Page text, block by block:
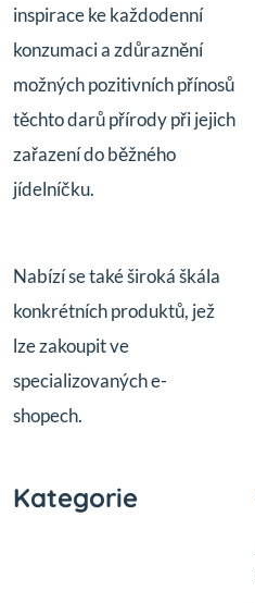
inspirace ke každodenní
konzumaci a zdůraznění
možných pozitivních přínosů
těchto darů přírody při jejich
zařazení do běžného
jídelníčku.
Nabízí se také široká škála
konkrétních produktů, jež
lze zakoupit ve
specializovaných e-
shopech.
Kategorie